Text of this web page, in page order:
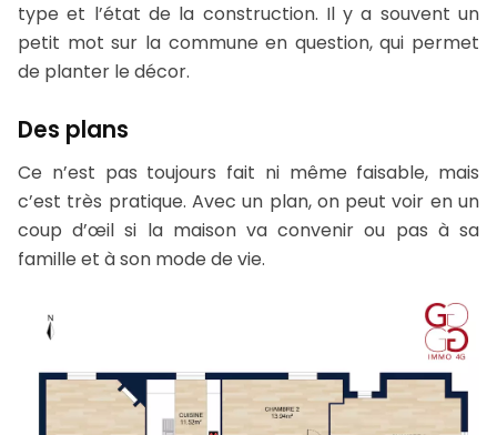
type et l’état de la construction. Il y a souvent un
petit mot sur la commune en question, qui permet
de planter le décor.
Des plans
Ce n’est pas toujours fait ni même faisable, mais
c’est très pratique. Avec un plan, on peut voir en un
coup d’œil si la maison va convenir ou pas à sa
famille et à son mode de vie.